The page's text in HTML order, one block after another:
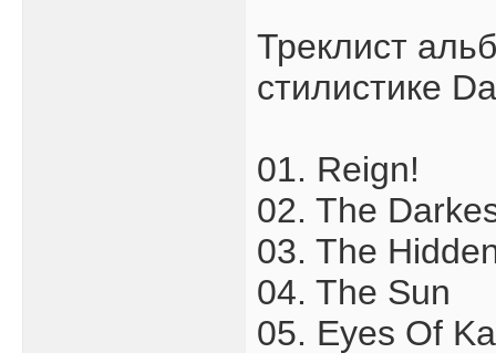
Треклист
стилистике
01. Reign!
02. The
03. The
04. The Sun
05. Eyes Of